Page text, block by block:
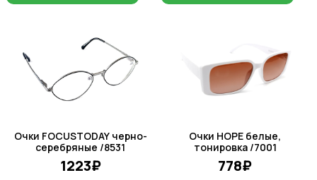
Очки FOCUSTODAY черно-
серебряные /8531
1223₽
Очки HOPE белые,
тонировка /7001
778₽